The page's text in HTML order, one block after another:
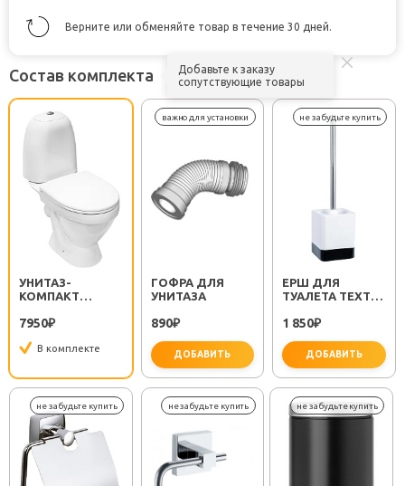
Верните или обменяйте товар в течение 30 дней.
Состав комплекта
Добавьте к заказу
сопутствующие товары
УНИТАЗ-
КОМПАКТ
ЭКОНОМ 412954
7950₽
В комплекте
важно для установки
ГОФРА ДЛЯ
УНИТАЗА
890₽
ДОБАВИТЬ
не
ЕРШ ДЛЯ
ТУАЛЕТА TEXT
1 850₽
ДОБАВИТЬ